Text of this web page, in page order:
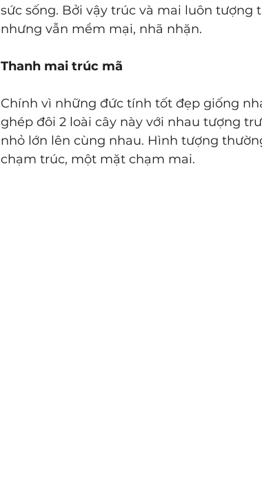
sức sống. Bởi vậy trúc và mai luôn
nhưng vẫn mềm mại, nhã nhặn.
Thanh mai trúc mã
Chính vì những đức tính tốt đẹp giống
ghép đôi 2 loài cây này với nhau tượng
nhỏ lớn lên cùng nhau. Hình tượng
chạm trúc, một mặt chạm mai.